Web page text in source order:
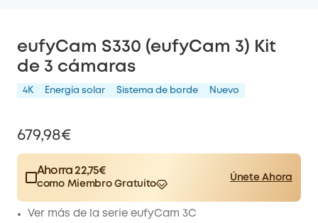
eufyCam S330 (eufyCam 3) Kit
de 3 cámaras
4K Energía solar Sistema de borde Nuevo
679,98€
Ahorra 22,75€
como Miembro Gratuito
Únete Ahora
$15.00 /mes
Save 22,75€ Now
Ver más de la serie eufyCam 3C